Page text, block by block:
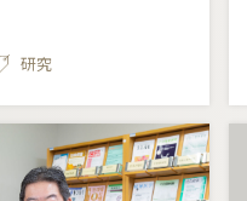
研究